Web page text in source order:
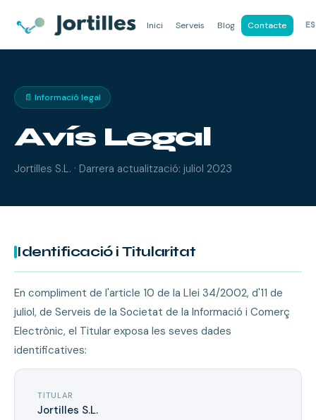
Inici Serveis Blog Contacte ES
📄 Informació legal
Avís Legal
Jortilles S.L. · Darrera actualització: juliol 2023
Identificació i Titularitat
En compliment de l'article 10 de la Llei 34/2002, d'11 de
juliol, de Serveis de la Societat de la Informació i Comerç
Electrònic, el Titular exposa les seves dades
identificatives:
TITULAR
Jortilles S.L.